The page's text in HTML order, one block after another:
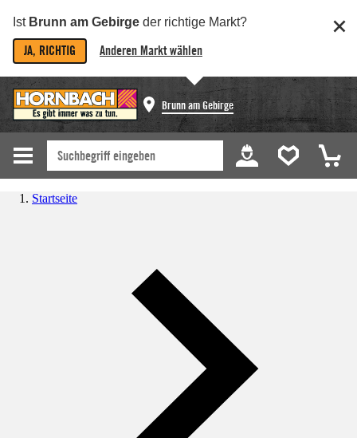
Ist Brunn am Gebirge der richtige Markt?
JA, RICHTIG Anderen Markt wählen
Brunn am Gebirge
Startseite